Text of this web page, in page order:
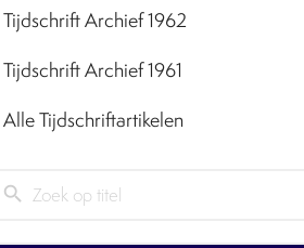
Tijdschrift Archief 1962
Tijdschrift Archief 1961
Alle Tijdschriftartikelen
search